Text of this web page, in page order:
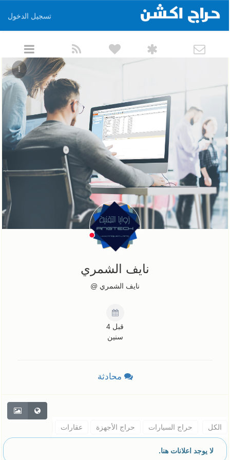
تسجيل الدخول
نايف الشمري
نايف الشمري @
قبل 4
سنين
محادثة
الكل حراج السيارات حراج الأجهزة عقارات
لا يوجد اعلانات هنا.